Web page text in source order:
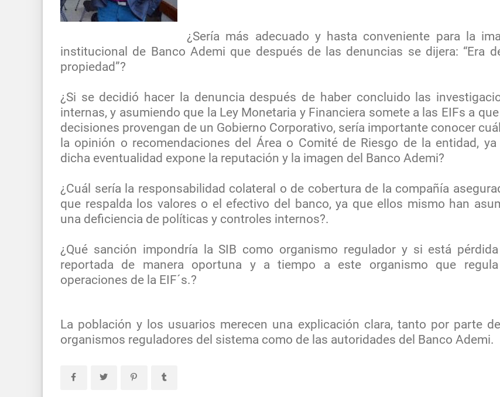
¿Sería más adecuado y hasta conveniente para la
institucional de Banco Ademi que después de las denuncias se dijera: “Era
propiedad”?
¿Si se decidió hacer la denuncia después de haber concluido las
internas, y asumiendo que la Ley Monetaria y Financiera somete a las EIFs a
decisiones provengan de un Gobierno Corporativo, sería importante conocer
la opinión o recomendaciones del Área o Comité de Riesgo de la entidad, ya
dicha eventualidad expone la reputación y la imagen del Banco Ademi?
¿Cuál sería la responsabilidad colateral o de cobertura de la compañía
que respalda los valores o el efectivo del banco, ya que ellos mismo han
una deficiencia de políticas y controles internos?.
¿Qué sanción impondría la SIB como organismo regulador y si está
reportada de manera oportuna y a tiempo a este organismo que
operaciones de la EIF´s.?
La población y los usuarios merecen una explicación clara, tanto por parte
organismos reguladores del sistema como de las autoridades del Banco Ademi.